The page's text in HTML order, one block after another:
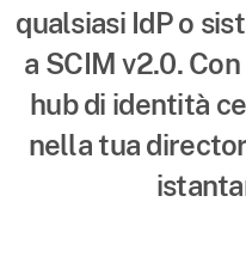
qualsiasi IdP o
a SCIM v2.0.
hub di identità
nella tua